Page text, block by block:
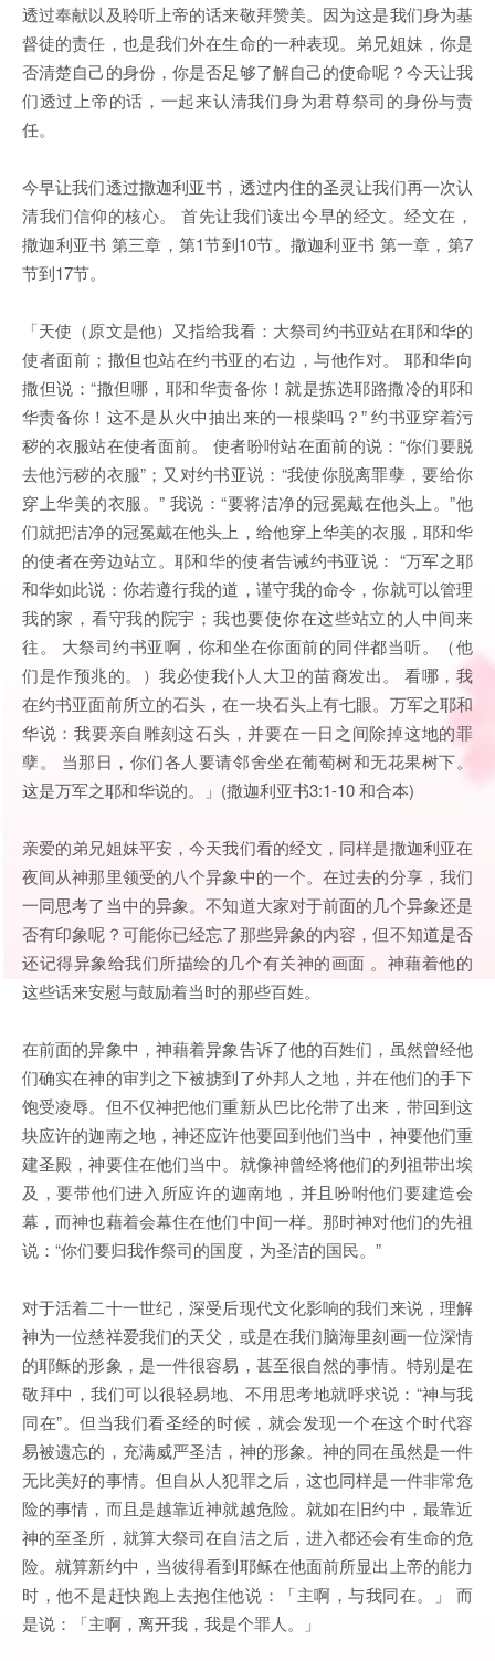
透过奉献以及聆听上帝的话来敬拜赞美。因为这是我们身为基
督徒的责任，也是我们外在生命的一种表现。弟兄姐妹，你是
否清楚自己的身份，你是否足够了解自己的使命呢？今天让我
们透过上帝的话，一起来认清我们身为君尊祭司的身份与责
任。
今早让我们透过撒迦利亚书，透过内住的圣灵让我们再一次认
清我们信仰的核心。 首先让我们读出今早的经文。经文在，
撒迦利亚书 第三章，第1节到10节。撒迦利亚书 第一章，第7
节到17节。
「天使（原文是他）又指给我看：大祭司约书亚站在耶和华的
使者面前；撒但也站在约书亚的右边，与他作对。 耶和华向
撒但说：“撒但哪，耶和华责备你！就是拣选耶路撒冷的耶和
华责备你！这不是从火中抽出来的一根柴吗？” 约书亚穿着污
秽的衣服站在使者面前。 使者吩咐站在面前的说：“你们要脱
去他污秽的衣服”；又对约书亚说：“我使你脱离罪孽，要给你
穿上华美的衣服。” 我说：“要将洁净的冠冕戴在他头上。”他
们就把洁净的冠冕戴在他头上，给他穿上华美的衣服，耶和华
的使者在旁边站立。耶和华的使者告诫约书亚说： “万军之耶
和华如此说：你若遵行我的道，谨守我的命令，你就可以管理
我的家，看守我的院宇；我也要使你在这些站立的人中间来
往。 大祭司约书亚啊，你和坐在你面前的同伴都当听。（他
们是作预兆的。）我必使我仆人大卫的苗裔发出。 看哪，我
在约书亚面前所立的石头，在一块石头上有七眼。万军之耶和
华说：我要亲自雕刻这石头，并要在一日之间除掉这地的罪
孽。 当那日，你们各人要请邻舍坐在葡萄树和无花果树下。
这是万军之耶和华说的。」(撒迦利亚书3:1-10 和合本)
亲爱的弟兄姐妹平安，今天我们看的经文，同样是撒迦利亚在
夜间从神那里领受的八个异象中的一个。在过去的分享，我们
一同思考了当中的异象。不知道大家对于前面的几个异象还是
否有印象呢？可能你已经忘了那些异象的内容，但不知道是否
还记得异象给我们所描绘的几个有关神的画面 。神藉着他的
这些话来安慰与鼓励着当时的那些百姓。
在前面的异象中，神藉着异象告诉了他的百姓们，虽然曾经他
们确实在神的审判之下被掳到了外邦人之地，并在他们的手下
饱受凌辱。但不仅神把他们重新从巴比伦带了出来，带回到这
块应许的迦南之地，神还应许他要回到他们当中，神要他们重
建圣殿，神要住在他们当中。就像神曾经将他们的列祖带出埃
及，要带他们进入所应许的迦南地，并且吩咐他们要建造会
幕，而神也藉着会幕住在他们中间一样。那时神对他们的先祖
说：“你们要归我作祭司的国度，为圣洁的国民。”
对于活着二十一世纪，深受后现代文化影响的我们来说，理解
神为一位慈祥爱我们的天父，或是在我们脑海里刻画一位深情
的耶稣的形象，是一件很容易，甚至很自然的事情。特别是在
敬拜中，我们可以很轻易地、不用思考地就呼求说：“神与我
同在”。但当我们看圣经的时候，就会发现一个在这个时代容
易被遗忘的，充满威严圣洁，神的形象。神的同在虽然是一件
无比美好的事情。但自从人犯罪之后，这也同样是一件非常危
险的事情，而且是越靠近神就越危险。就如在旧约中，最靠近
神的至圣所，就算大祭司在自洁之后，进入都还会有生命的危
险。就算新约中，当彼得看到耶稣在他面前所显出上帝的能力
时，他不是赶快跑上去抱住他说：「主啊，与我同在。」 而
是说：「主啊，离开我，我是个罪人。」